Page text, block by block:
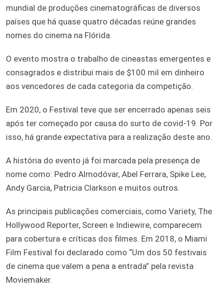
mundial de produções cinematográficas de diversos
países que há quase quatro décadas reúne grandes
nomes do cinema na Flórida.
O evento mostra o trabalho de cineastas emergentes e
consagrados e distribui mais de $100 mil em dinheiro
aos vencedores de cada categoria da competição.
Em 2020, o Festival teve que ser encerrado apenas seis
após ter começado por causa do surto de covid-19. Por
isso, há grande expectativa para a realização deste ano.
A história do evento já foi marcada pela presença de
nome como: Pedro Almodóvar, Abel Ferrara, Spike Lee,
Andy Garcia, Patricia Clarkson e muitos outros.
As principais publicações comerciais, como Variety, The
Hollywood Reporter, Screen e Indiewire, comparecem
para cobertura e críticas dos filmes. Em 2018, o Miami
Film Festival foi declarado como “Um dos 50 festivais
de cinema que valem a pena a entrada” pela revista
Moviemaker.